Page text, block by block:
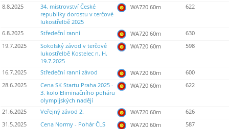
8.8.2025
34. mistrovství České
republiky dorostu v terčové
lukostřelbě 2025
WA720 60m 622
6.8.2025 Středeční ranní WA720 60m
630
19.7.2025
Sokolský závod v terčové
lukostřelbě Kostelec n. H.
19.7.2025
WA720 60m 598
16.7.2025 Středeční ranní závod WA720 60m
600
28.6.2025
Cena SK Startu Praha 2025 -
3. kolo Eliminačního poháru
olympijských nadějí
WA720 60m 622
21.6.2025 Veřejný závod 2. WA720 60m
626
31.5.2025
Cena Normy - Pohár ČLS WA720 60m
587